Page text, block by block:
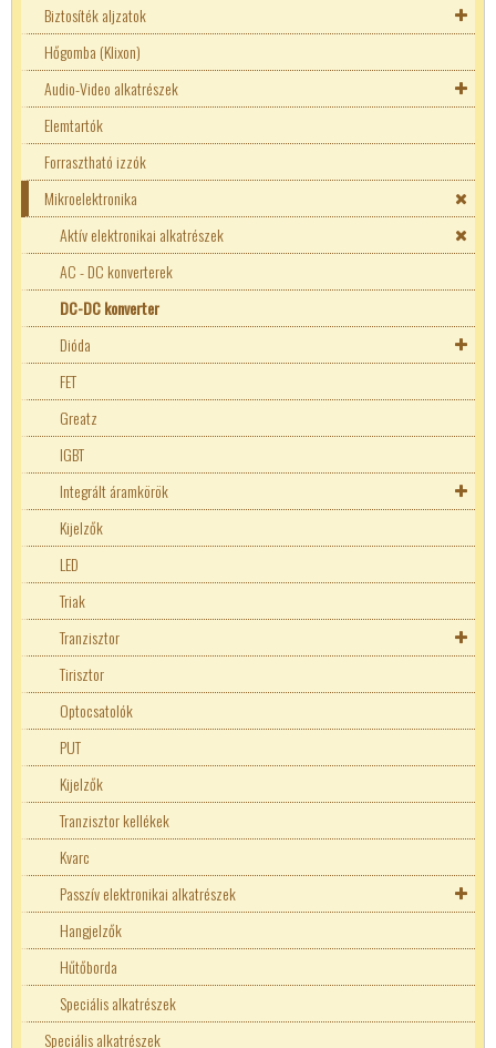
Autó DC adapterek
Laptop adapterek
LED tápegységek
Áramgenerátoros LED tápok
Fix teljesítményű LED táp
USB - Telefon töltők
Inverterek
Biztosíték aljzatok
5x20mm biztosíték
6x30mm biztosíték
Axiális kivezetéssel
Erősáramú biztosíték
Hőbiztosíték
Hőgomba (Klixon)
Túláram védő kapcsoló
Késes biztosíték
SMD biztosíték
TR5 nyákos biztosíték
Biztosíték aljzatok
Autós biztosíték tartó
Erősáramú biztosíték aljzat
Normál biztosíték aljzat
Hőgomba (Klixon)
Audio-Video alkatrészek
Ékszíjak
Elemtartók
Forrasztható izzók
Mikroelektronika
Aktív elektronikai alkatrészek
AC - DC konverterek
DC-DC konverter
Dióda
Supresszor
Zéner
FET
Greatz
IGBT
Integrált áramkörök
Hangvégfokok
IC foglalat
Logikai áramkörök
MC
Memória
Mikrovezérlő
Adatkommunikációs konverterek
Arduino
Billenytyű mátrix
Műveleti erősítők-komparátorok
Tápvezérlők-Fesz.szabályzók
Fix feszültségű stabilizátorok
Televízió Videó áramkörök
Kijelzők
LED
Triak
Tranzisztor
Tranzisztor kellékek
Tirisztor
Optocsatolók
PUT
Kijelzők
Tranzisztor kellékek
Kvarc
Passzív elektronikai alkatrészek
Ellenállásháló
Ellenállások
Ellenállásháló
100W ellenállások
Kerámia rezonátor
Kondenzátorok
Hangjelzők
Hűtőborda
Speciális alkatrészek
Speciális alkatrészek